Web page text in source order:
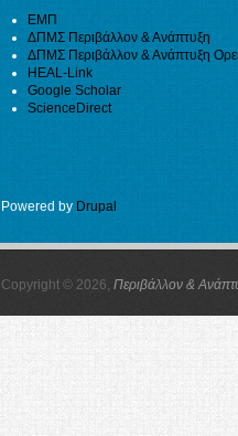
ΕΜΠ
ΔΠΜΣ Περιβάλλον & Ανάπτυξη
ΔΠΜΣ Περιβάλλον & Ανάπτυξη
HEAL-Link
Google Scholar
ScienceDirect
Powered by Drupal
Copyright © 2026, Περιβάλλον &